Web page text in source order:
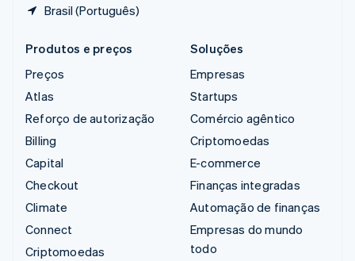
Brasil (Português)
Produtos e preços
Preços
Atlas
Reforço de autorização
Billing
Capital
Checkout
Climate
Connect
Criptomoedas
Soluções
Empresas
Startups
Comércio agêntico
Criptomoedas
E-commerce
Finanças integradas
Automação de finanças
Empresas do mundo
todo